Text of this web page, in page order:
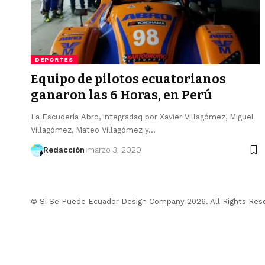
DEPORTES
Equipo de pilotos ecuatorianos
ganaron las 6 Horas, en Perú
La Escudería Abro, integradaq por Xavier Villagómez, Miguel
Villagómez, Mateo Villagómez y…
Redacción marzo 3, 2020
© Si Se Puede Ecuador Design Company 2026. All Rights